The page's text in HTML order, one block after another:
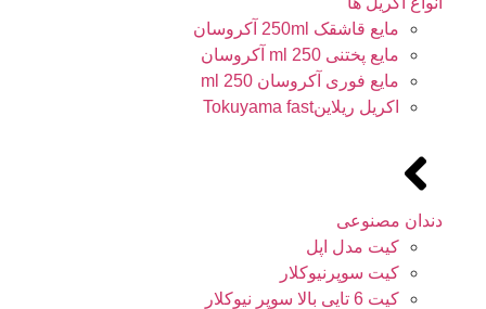
مایع قاشقک 250ml آکروسان
مایع پختنی 250 ml آکروسان
مایع فوری آکروسان 250 ml
اکریل ریلاینTokuyama fast
دندان مصنوعی
کیت مدل اپل
کیت سوپرنیوکلار
کیت 6 تایی بالا سوپر نیوکلار